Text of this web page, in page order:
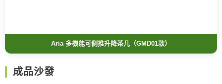
Aria 多機能可側推升降茶几（GMD01款）
成品沙發